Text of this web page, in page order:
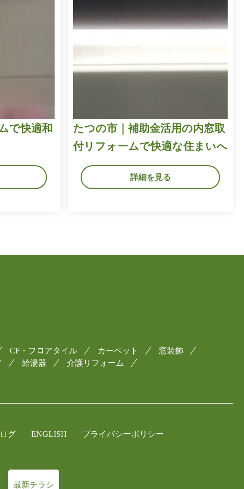
で快適和
たつの市｜補助金活用の内窓取
付リフォームで快適な住まいへ
詳細を見る
CF・フロアタイル カーペット
窓装飾
給湯器
介護リフォーム
グ ENGLISH プライバシーポリシー
最新チラシ